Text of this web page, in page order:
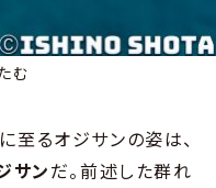
む
至るオジサンの姿は、
サンだ。前述した群れ